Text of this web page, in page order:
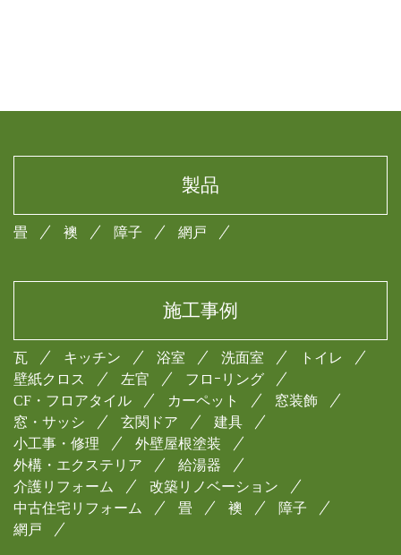
製品
畳 襖 障子 網戸
施工事例
瓦 キッチン 浴室 洗面室
トイレ
壁紙クロス
左官
フロｰリング
CF・フロアタイル
カーペット
窓装飾
窓・サッシ
玄関ドア
建具
小工事・修理
外壁屋根塗装
外構・エクステリア
給湯器
介護リフォーム
改築リノベーション
中古住宅リフォーム
畳 襖
障子
網戸